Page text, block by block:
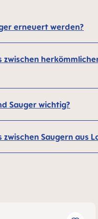
erneuert werden?
Sauger wichtig?
Saugern aus